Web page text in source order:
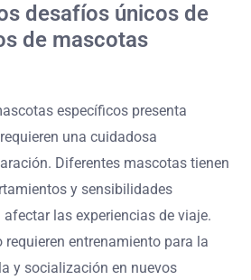
desafíos únicos de
de mascotas
específicos presenta
una cuidadosa
Diferentes mascotas tienen
y sensibilidades
las experiencias de viaje.
requieren entrenamiento para la
y socialización en nuevos